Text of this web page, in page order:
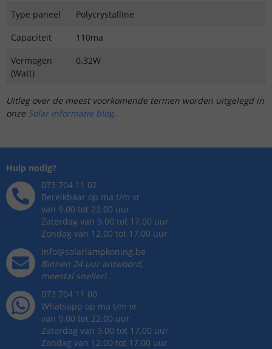
Type paneel
Polycrystalline
Capaciteit
110ma
Vermogen
(Watt)
0.32W
Uitleg over de meest voorkomende termen worden uitgelegd in
onze Solar informatie blog.
Hulp nodig?
073 704 11 02
Bereikbaar op ma t/m vr
van 9.00 tot 22.00 uur
Zaterdag van 9.00 tot 17.00 uur
Zondag van 12.00 tot 17.00 uur
info@solarlampkoning.be
Binnen 24 uur antwoord,
meestal sneller!
073 704 11 00
Whatsapp op ma t/m vr
van 9.00 tot 22.00 uur
Zaterdag van 9.00 tot 17.00 uur
Zondag van 12.00 tot 17.00 uur